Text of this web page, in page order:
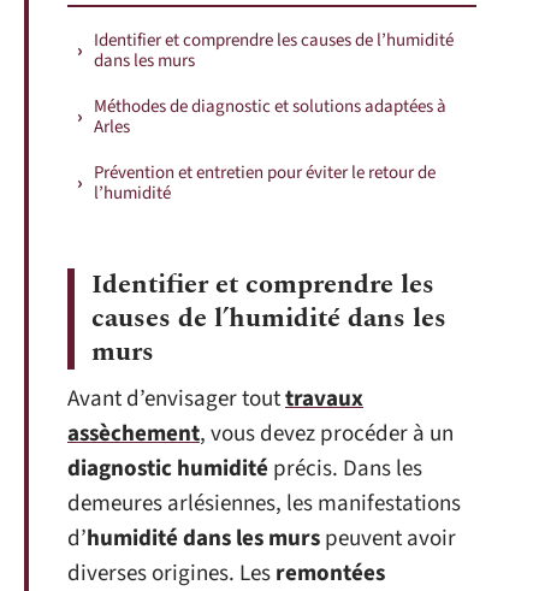
Identifier et comprendre les causes de l’humidité
dans les murs
Méthodes de diagnostic et solutions adaptées à
Arles
Prévention et entretien pour éviter le retour de
l’humidité
Identifier et comprendre les
causes de l’humidité dans les
murs
Avant d’envisager touttravaux
assèchement, vous devez procéder à un
diagnostic humidité précis. Dans les
demeures arlésiennes, les manifestations
d’humidité dans les murspeuvent avoir
diverses origines. Lesremontées